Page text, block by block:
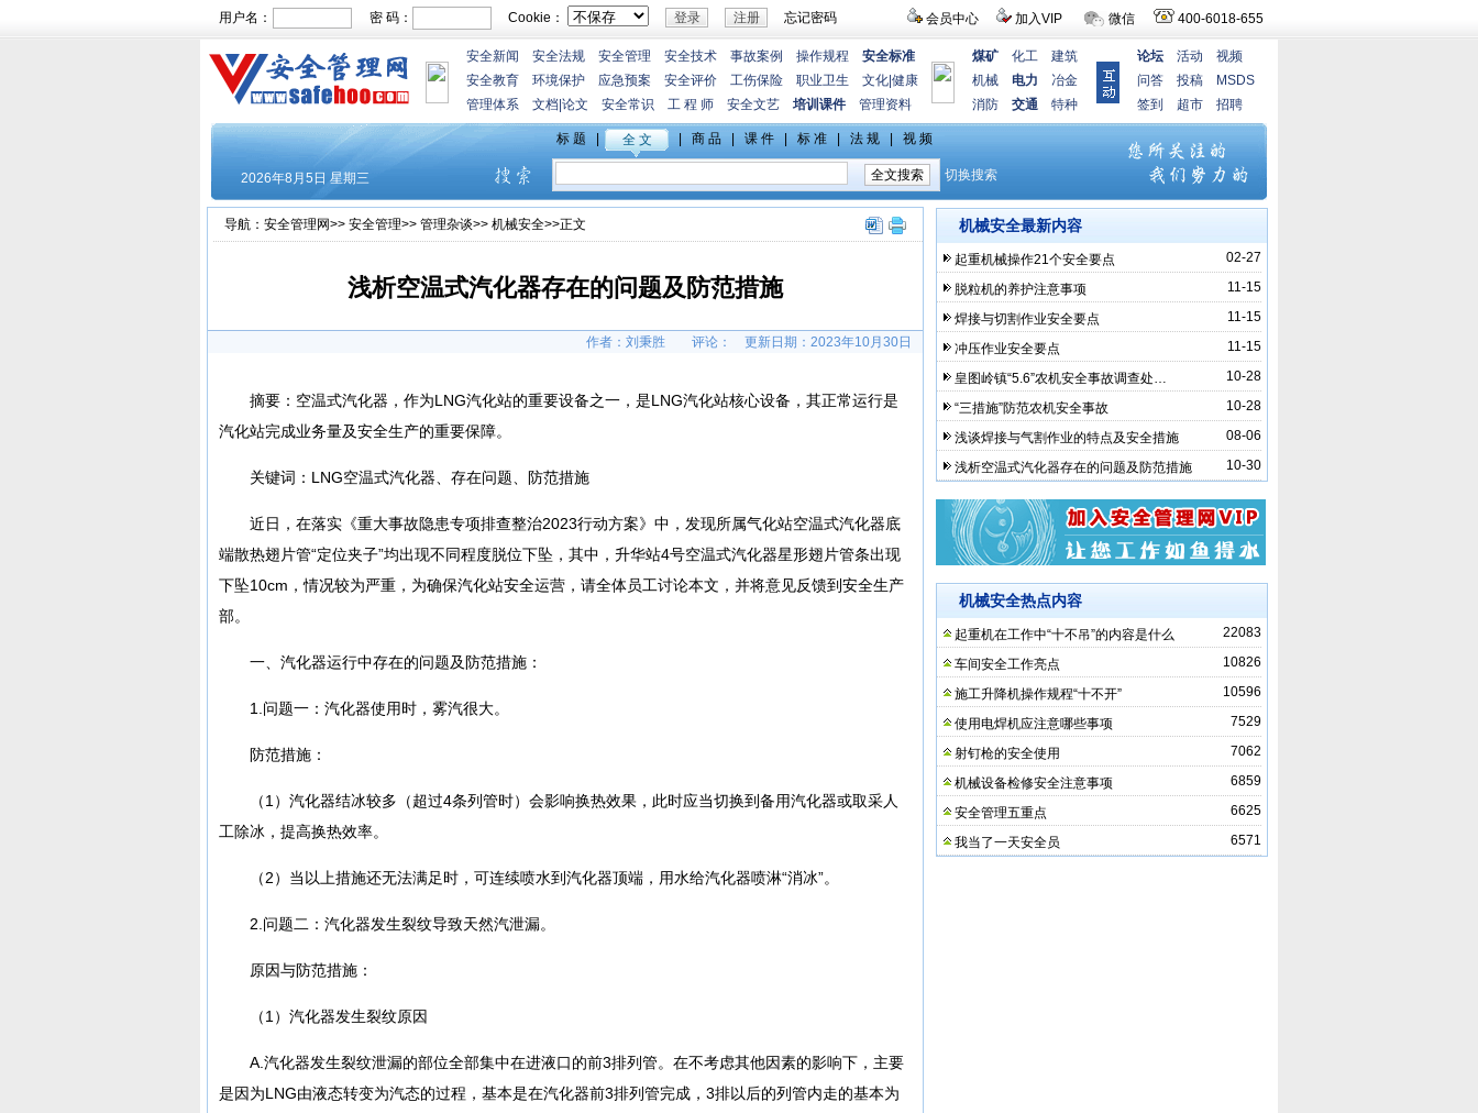
会员中心 加入VIP 微信 400-6018-655
用户名： 密 码： Cookie： 忘记密码
安全新闻 安全法规 安全管理 安全技术 事故案例 操作规程
安全标准
安全教育
环境保护 应急预案 安全评价 工伤保险 职业卫生 文化 健康
管理体系
文档 论文 安全常识 工 程 师 安全文艺 培训课件 管理资料
煤矿 化工
建筑
机械
电力
冶金
消防
交通 特种
论坛 活动
视频
问答
投稿
MSDS
签到
超市 招聘
导航： 安全管理网>> 安全管理>> 管理杂谈>> 机械安全>>正文
浅析空温式汽化器存在的问题及防范措施
作者：刘秉胜 评论： 更新日期： 2023年10月30日
摘要：空温式汽化器，作为LNG汽化站的重要设备之一，是LNG汽化站核心设备，其正常运行是
汽化站完成业务量及安全生产的重要保障。
关键词：LNG空温式汽化器、存在问题、防范措施
近日，在落实《重大事故隐患专项排查整治2023行动方案》中，发现所属气化站空温式汽化器底
端散热翅片管“定位夹子”均出现不同程度脱位下坠，其中，升华站4号空温式汽化器星形翅片管条出现
下坠10cm，情况较为严重，为确保汽化站安全运营，请全体员工讨论本文，并将意见反馈到安全生产
部。
一、汽化器运行中存在的问题及防范措施：
1.问题一：汽化器使用时，雾汽很大。
防范措施：
（1）汽化器结冰较多（超过4条列管时）会影响换热效果，此时应当切换到备用汽化器或取采人
工除冰，提高换热效率。
（2）当以上措施还无法满足时，可连续喷水到汽化器顶端，用水给汽化器喷淋“消冰”。
2.问题二：汽化器发生裂纹导致天然汽泄漏。
原因与防范措施：
（1）汽化器发生裂纹原因
A.汽化器发生裂纹泄漏的部位全部集中在进液口的前3排列管。在不考虑其他因素的影响下，主要
是因为LNG由液态转变为汽态的过程，基本是在汽化器前3排列管完成，3排以后的列管内走的基本为
机械安全最新内容
02-27
起重机械操作21个安全要点
11-15
脱粒机的养护注意事项
11-15
焊接与切割作业安全要点
11-15
冲压作业安全要点
10-28
皇图岭镇“5.6”农机安全事故调查处…
10-28
“三措施”防范农机安全事故
08-06
浅谈焊接与气割作业的特点及安全措施
10-30
浅析空温式汽化器存在的问题及防范措施
机械安全热点内容
22083
起重机在工作中“十不吊”的内容是什么
10826
车间安全工作亮点
10596
施工升降机操作规程“十不开”
7529
使用电焊机应注意哪些事项
7062
射钉枪的安全使用
6859
机械设备检修安全注意事项
6625
安全管理五重点
6571
我当了一天安全员